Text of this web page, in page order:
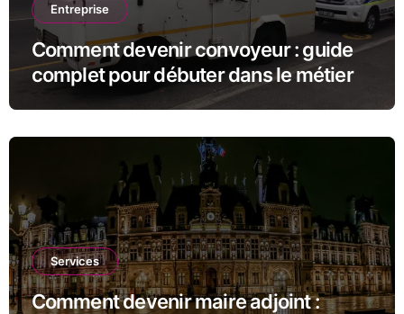
Entreprise
Comment devenir convoyeur : guide
complet pour débuter dans le métier
Services
Comment devenir maire adjoint :